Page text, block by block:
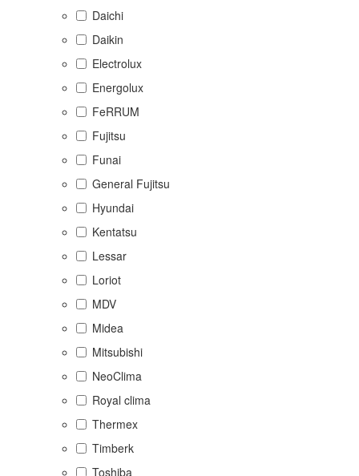
Daichi
Daikin
Electrolux
Energolux
FeRRUM
Fujitsu
Funai
General Fujitsu
Hyundai
Kentatsu
Lessar
Loriot
MDV
Midea
Mitsubishi
NeoClima
Royal clima
Thermex
Timberk
Toshiba